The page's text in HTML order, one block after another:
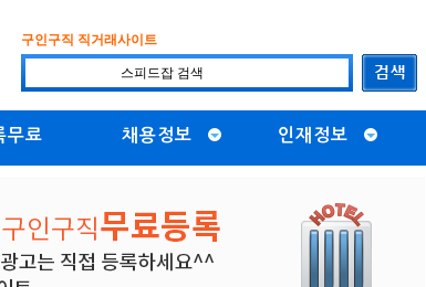
구인구직 직거래사이트
무료 채용정보 인재정보